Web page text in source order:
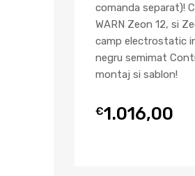
comanda separat)!
WARN Zeon 12, si
camp electrostatic
negru semimat
montaj si sablon!
€1.016,00